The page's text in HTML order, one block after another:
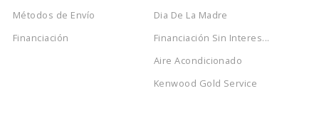
Métodos de Envío
Financiación
Dia De La Madre
Financiación Sin Interes...
Aire Acondicionado
Kenwood Gold Service